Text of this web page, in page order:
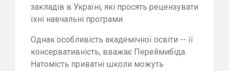
закладів в Україні, які просять рецензувати
їхні навчальні програми.
Однак особливість академічної освіти -- її
консервативність, вважає Переймибіда.
Натомість приватні школи можуть